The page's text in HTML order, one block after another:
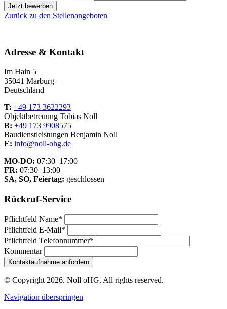
Jetzt bewerben
Zurück zu den Stellenangeboten
Adresse & Kontakt
Im Hain 5
35041 Marburg
Deutschland
T: +49 173 3622293
Objektbetreuung Tobias Noll
B: +49 173 9908575
Baudienstleistungen Benjamin Noll
E: info@noll-ohg.de
MO-DO: 07:30–17:00
FR: 07:30–13:00
SA, SO, Feiertag: geschlossen
Rückruf-Service
Pflichtfeld Name*
Pflichtfeld E-Mail*
Pflichtfeld Telefonnummer*
Kommentar
Kontaktaufnahme anfordern
© Copyright 2026. Noll oHG. All rights reserved.
Navigation überspringen